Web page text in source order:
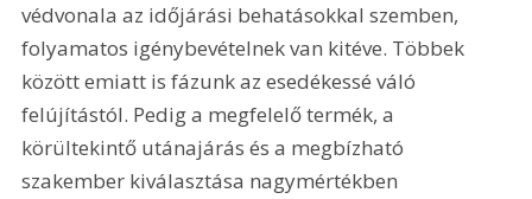
védvonala az időjárási behatásokkal szemben,
folyamatos igénybevételnek van kitéve. Többek
között emiatt is fázunk az esedékessé váló
felújítástól. Pedig a megfelelő termék, a
körültekintő utánajárás és a megbízható
szakember kiválasztása nagymértékben